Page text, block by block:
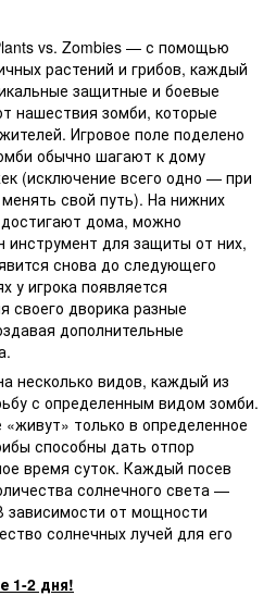
vs. Zombies — с помощью
растений и грибов, каждый
защитные и боевые
нашествия зомби, которые
Игровое поле поделено
обычно шагают к дому
(исключение всего одно — при
свой путь). На нижних
дома, можно
инструмент для защиты от них,
снова до следующего
у игрока появляется
своего дворика разные
дополнительные
несколько видов, каждый из
с определенным видом зомби.
только в определенное
способны дать отпор
время суток. Каждый посев
солнечного света —
зависимости от мощности
солнечных лучей для его
1-2 дня!